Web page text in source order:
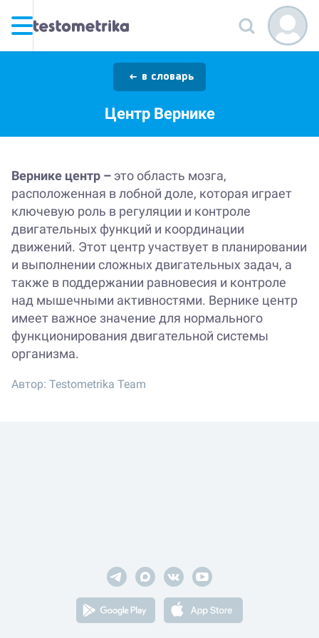
в словарь
Центр Вернике
Вернике центр – это область мозга,
расположенная в лобной доле, которая играет
ключевую роль в регуляции и контроле
двигательных функций и координации
движений. Этот центр участвует в планировании
и выполнении сложных двигательных задач, а
также в поддержании равновесия и контроле
над мышечными активностями. Вернике центр
имеет важное значение для нормального
функционирования двигательной системы
организма.
Автор: Testometrika Team